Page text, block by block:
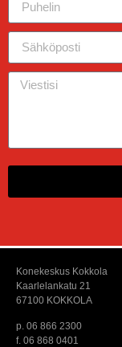
Konekeskus Kokkola
Kaarlelankatu 21
67100 KOKKOLA
p. 06 866 2300
f. 06 868 0401